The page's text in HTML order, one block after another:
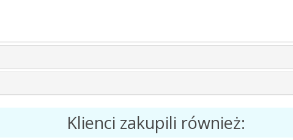
Klienci zakupili również: